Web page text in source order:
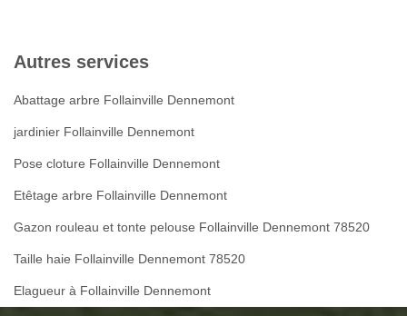
Autres services
Abattage arbre Follainville Dennemont
jardinier Follainville Dennemont
Pose cloture Follainville Dennemont
Etêtage arbre Follainville Dennemont
Gazon rouleau et tonte pelouse Follainville Dennemont 78520
Taille haie Follainville Dennemont 78520
Elagueur à Follainville Dennemont